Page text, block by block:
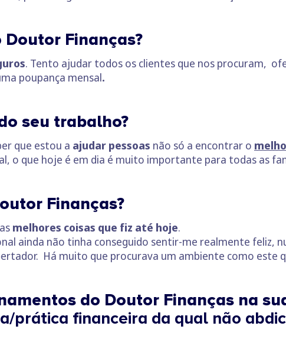
Finanças?
. Tento ajudar todos os clientes que nos procuram,
poupança mensal.
seu trabalho?
que estou a ajudar pessoas não só a encontrar o
o que hoje é em dia é muito importante para todas as
Finanças?
melhores coisas que fiz até hoje.
ainda não tinha conseguido sentir-me realmente feliz,
Há muito que procurava um ambiente como este
do Doutor Finanças na
prática financeira da qual não